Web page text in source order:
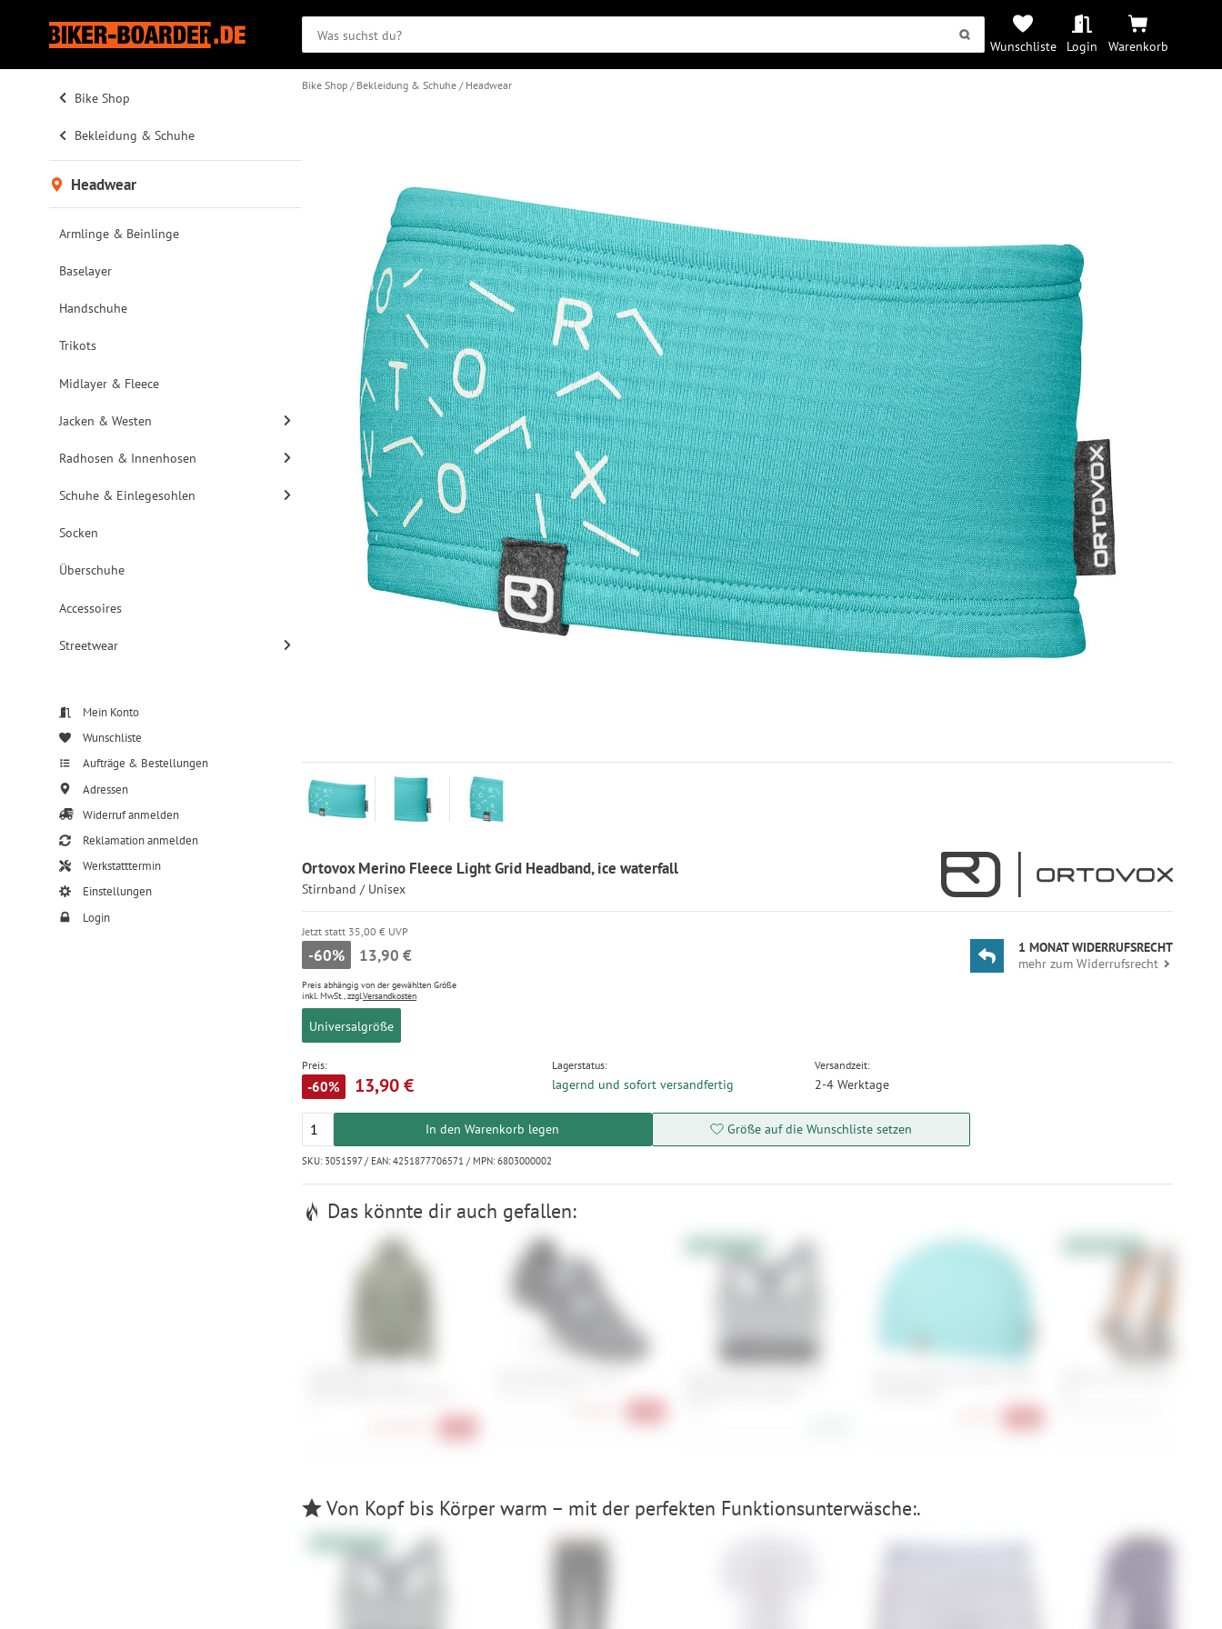
Wunschliste Login Warenkorb
Bike Shop
Bekleidung & Schuhe
Headwear
Armlinge & Beinlinge
Baselayer
Handschuhe
Trikots
Midlayer & Fleece
Jacken & Westen
Radhosen & Innenhosen
Schuhe & Einlegesohlen
Socken
Überschuhe
Accessoires
Streetwear
Mein Konto
Wunschliste
Aufträge & Bestellungen
Adressen
Widerruf anmelden
Reklamation anmelden
Werkstatttermin
Einstellungen
Login
Bike Shop Bekleidung & Schuhe Headwear
Ortovox Merino Fleece Light Grid Headband, ice waterfall
Stirnband / Unisex
Jetzt statt 35,00 € UVP
-60% 13,90 €
Preis abhängig von der gewählten Größe
inkl. MwSt., zzgl.Versandkosten
Universalgröße
Preis:
-60% 13,90 €
Lagerstatus:
lagernd und sofort versandfertig
Versandzeit:
2-4 Werktage
In den Warenkorb legen Größe auf die Wunschliste setzen
SKU: 3051597 / EAN: 4251877706571 / MPN: 6803000002
1 MONAT WIDERRUFSRECHT
mehr zum Widerrufsrecht
Das könnte dir auch gefallen:
10% Extrarabatt
Von Kopf bis Körper warm – mit der perfekten Funktionsunterwäsche:.